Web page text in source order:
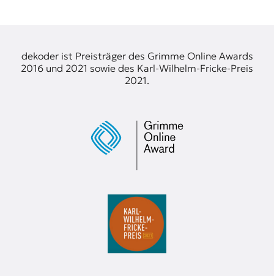
dekoder ist Preisträger des Grimme Online Awards
2016 und 2021 sowie des Karl-Wilhelm-Fricke-Preis
2021.